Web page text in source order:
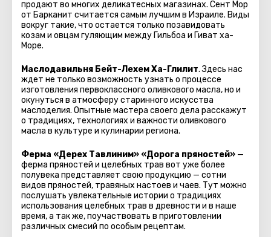
продают во многих деликатесных магазинах. Сент Мор
от Барканит считается самым лучшим в Израиле. Виды
вокруг такие, что остается только позавидовать
козам и овцам гуляющим между Гильбоа и Гиват ха-
Море.
Маслодавильня Бейт-Лехем Ха-Глилит. Здесь нас
ждет не только возможность узнать о процессе
изготовления первоклассного оливкового масла, но и
окунуться в атмосферу старинного искусства
маслоделия. Опытные мастера своего дела расскажут
о традициях, технологиях и важности оливкового
масла в культуре и кулинарии региона.
Ферма «Дерех Тавлиним» «Дорога пряностей» —
ферма пряностей и целебных трав вот уже более
полувека представляет свою продукцию — сотни
видов пряностей, травяных настоев и чаев. Тут можно
послушать увлекательные истории о традициях
использования целебных трав в древности и в наше
время, а так же, поучаствовать в приготовлении
различных смесий по особым рецептам.